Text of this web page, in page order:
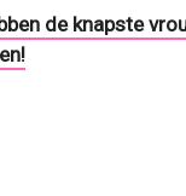
de knapste